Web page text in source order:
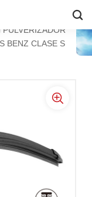
Español
BENZ CLASE S